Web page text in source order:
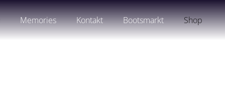
Memories Kontakt Bootsmarkt Shop